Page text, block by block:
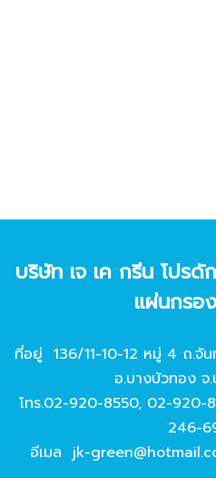
บริษัท เจ เค กรีน โปร
แผ่นกรอ
ที่อยู่ 136/11-10-12 หมู่ 4 ถ.จั
อ.บางบัวทอง จ.
โทร.02-920-8550, 02-920-
246-
อีเมล jk-